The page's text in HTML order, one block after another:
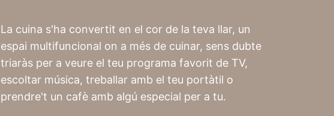
La cuina s'ha convertit en el cor de la teva llar, un
espai multifuncional on a més de cuinar, sens dubte
triaràs per a veure el teu programa favorit de TV,
escoltar música, treballar amb el teu portàtil o
prendre't un cafè amb algú especial per a tu.